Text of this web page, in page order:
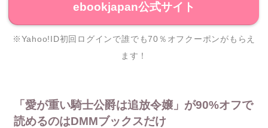
ebookjapan公式サイト
※Yahoo!ID初回ログインで誰でも70％オフクーポンがもらえ
ます！
「愛が重い騎士公爵は追放令嬢」が90%オフで
読めるのはDMMブックスだけ